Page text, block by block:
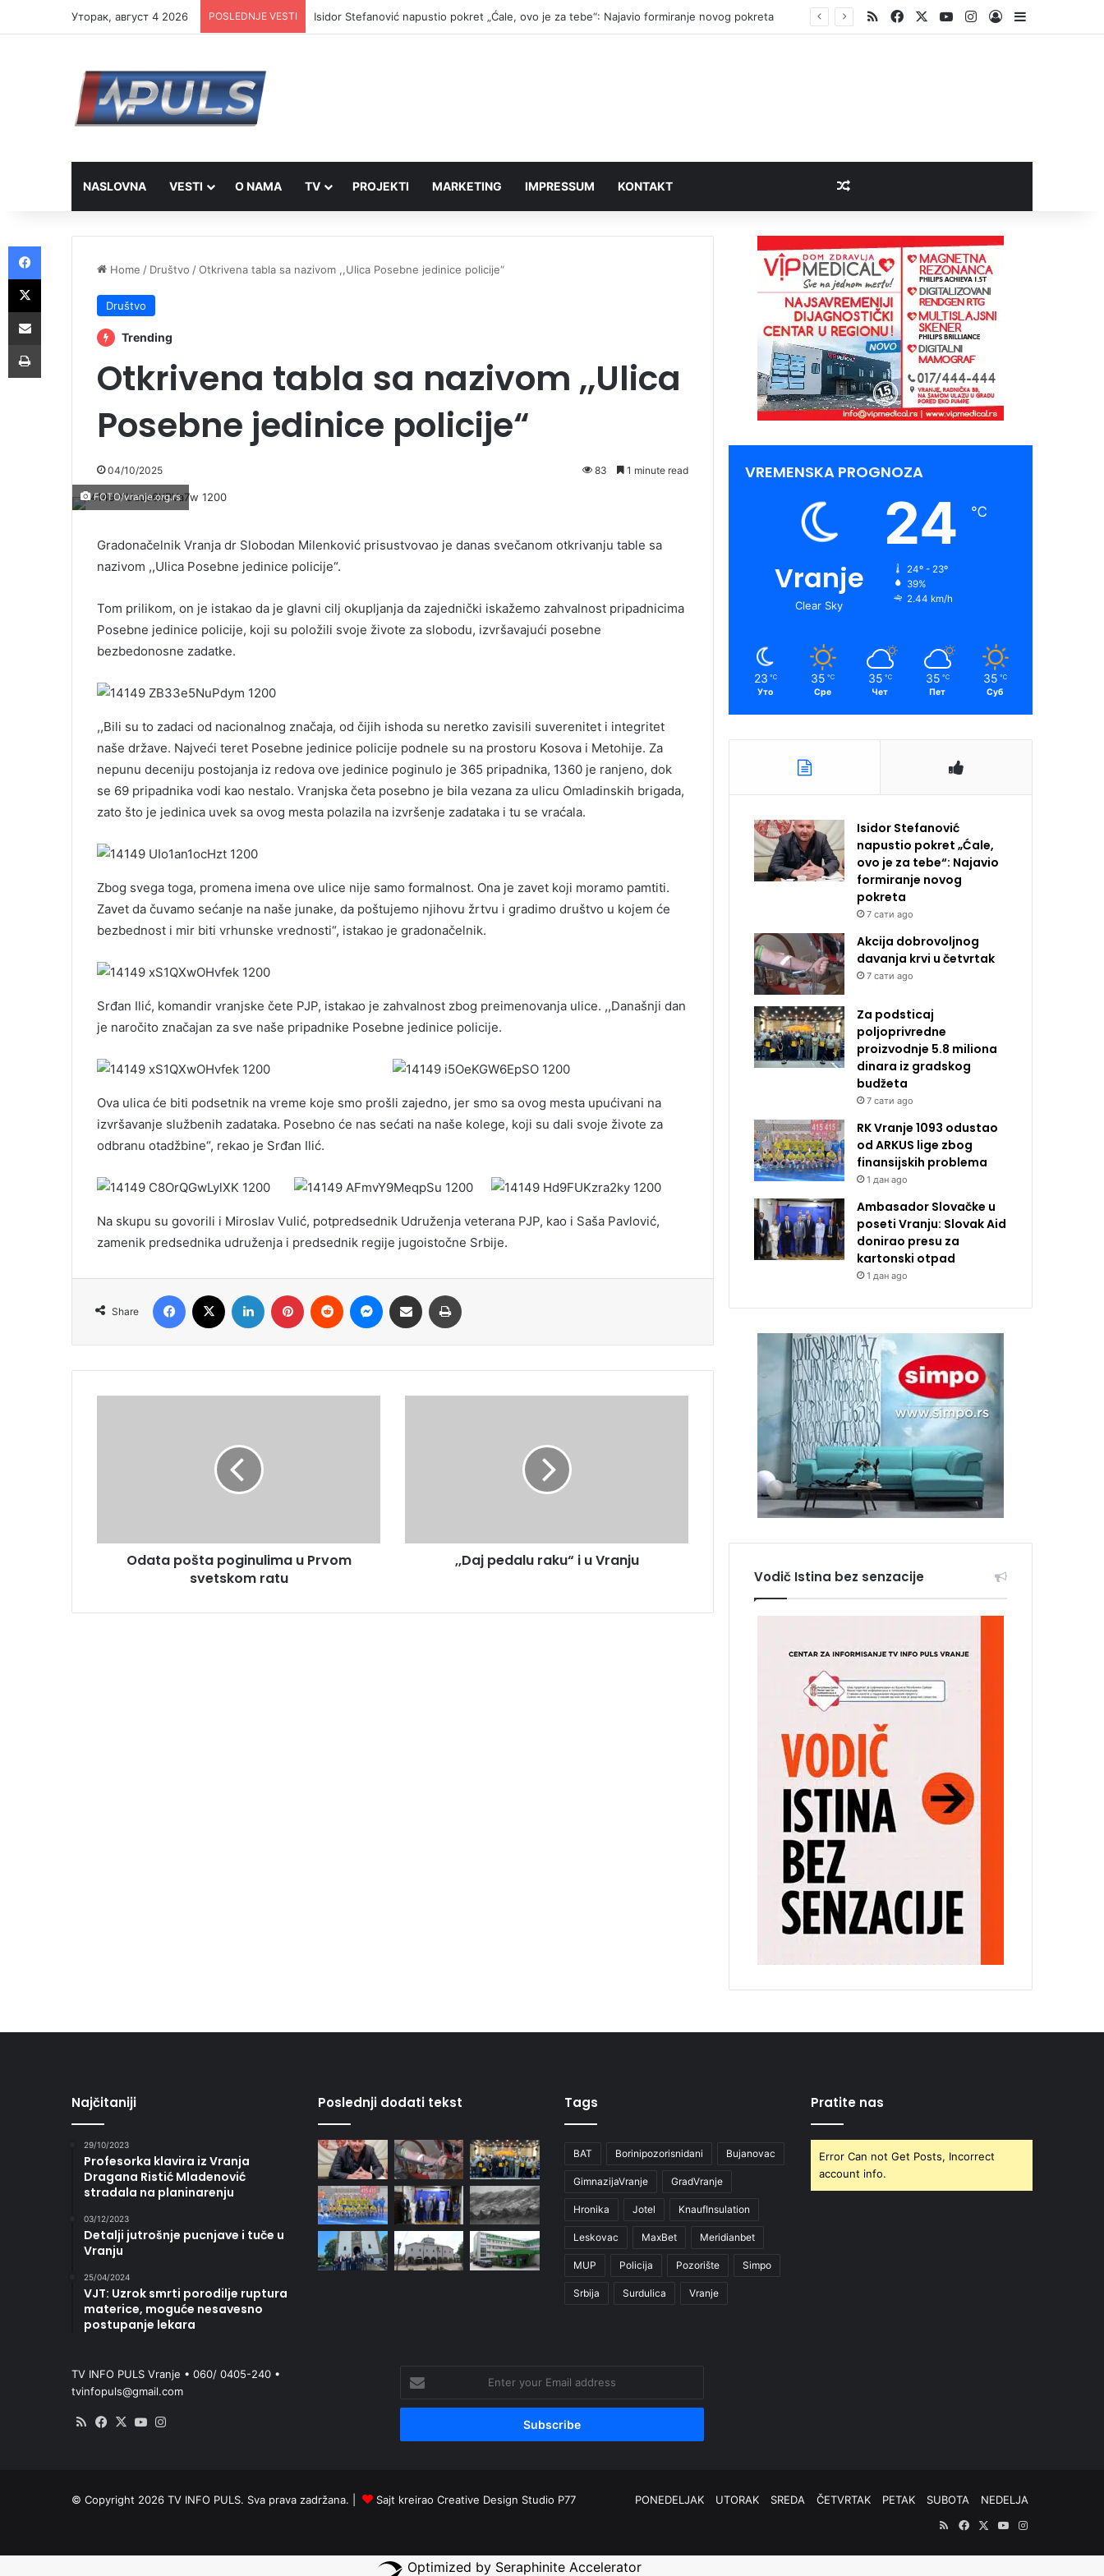
Уторак, август 4 2026 POSLEDNJE VESTI Isidor Stefanović napustio pokret „Ćale, ovo je za tebe“: Najavio formiranje novog pokreta RSSFacebookYouTubeInstagram
Log InSidebar
NASLOVNA VESTI O NAMA TV PROJEKTI MARKETING IMPRESSUM KONTAKT Random Article
Home / Društvo /Otkrivena tabla sa nazivom ,,Ulica Posebne jedinice policije“
Društvo
Trending
Otkrivena tabla sa nazivom ,,Ulica
Posebne jedinice policije“
04/10/2025 83 1 minute read
FOTO/vranje.org.rs
Gradonačelnik Vranja dr Slobodan Milenković prisustvovao je danas svečanom otkrivanju table sa
nazivom ,,Ulica Posebne jedinice policije“.
Tom prilikom, on je istakao da je glavni cilj okupljanja da zajednički iskažemo zahvalnost pripadnicima
Posebne jedinice policije, koji su položili svoje živote za slobodu, izvršavajući posebne
bezbedonosne zadatke.
,,Bili su to zadaci od nacionalnog značaja, od čijih ishoda su neretko zavisili suverenitet i integritet
naše države. Najveći teret Posebne jedinice policije podnele su na prostoru Kosova i Metohije. Za
nepunu deceniju postojanja iz redova ove jedinice poginulo je 365 pripadnika, 1360 je ranjeno, dok
se 69 pripadnika vodi kao nestalo. Vranjska četa posebno je bila vezana za ulicu Omladinskih brigada,
zato što je jedinica uvek sa ovog mesta polazila na izvršenje zadataka i tu se vraćala.
Zbog svega toga, promena imena ove ulice nije samo formalnost. Ona je zavet koji moramo pamtiti.
Zavet da čuvamo sećanje na naše junake, da poštujemo njihovu žrtvu i gradimo društvo u kojem će
bezbednost i mir biti vrhunske vrednosti“, istakao je gradonačelnik.
Srđan Ilić, komandir vranjske čete PJP, istakao je zahvalnost zbog preimenovanja ulice. ,,Današnji dan
je naročito značajan za sve naše pripadnike Posebne jedinice policije.
Ova ulica će biti podsetnik na vreme koje smo prošli zajedno, jer smo sa ovog mesta upućivani na
izvršavanje službenih zadataka. Posebno će nas sećati na naše kolege, koji su dali svoje živote za
odbranu otadžbine“, rekao je Srđan Ilić.
Na skupu su govorili i Miroslav Vulić, potpredsednik Udruženja veterana PJP, kao i Saša Pavlović,
zamenik predsednika udruženja i predsednik regije jugoistočne Srbije.
Share
Facebook LinkedIn Pinterest Reddit Messenger
Share via Email
Odata pošta poginulima u Prvom
svetskom ratu
,,Daj pedalu raku“ i u Vranju
VREMENSKA PROGNOZA
Vranje
Clear Sky
24 ℃
24º - 23º
39%
2.44 km/h
23 ℃
Уто
35 ℃
Сре
35 ℃
Чет
35 ℃
Пет
35 ℃
Суб
Isidor Stefanović
napustio pokret „Ćale,
ovo je za tebe“: Najavio
formiranje novog
pokreta
7 сати ago
Akcija dobrovoljnog
davanja krvi u četvrtak
7 сати ago
Za podsticaj
poljoprivredne
proizvodnje 5.8 miliona
dinara iz gradskog
budžeta
7 сати ago
RK Vranje 1093 odustao
od ARKUS lige zbog
finansijskih problema
1 дан ago
Ambasador Slovačke u
poseti Vranju: Slovak Aid
donirao presu za
kartonski otpad
1 дан ago
Vodič Istina bez senzacije
Najčitaniji
29/10/2023
Profesorka klavira iz Vranja
Dragana Ristić Mladenović
stradala na planinarenju
03/12/2023
Detalji jutrošnje pucnjave i tuče u
Vranju
25/04/2024
VJT: Uzrok smrti porodilje ruptura
materice, moguće nesavesno
postupanje lekara
Poslednji dodati tekst Tags
BAT Borinipozorisnidani Bujanovac
GimnazijaVranje GradVranje
Hronika Jotel KnaufInsulation
Leskovac MaxBet Meridianbet
MUP Policija Pozorište Simpo
Srbija Surdulica Vranje
Pratite nas
Error Can not Get Posts, Incorrect
account info.
TV INFO PULS Vranje • 060/ 0405-240 •
tvinfopuls@gmail.com
RSS Facebook
X YouTube
your
Email
© Copyright 2026 TV INFO PULS. Sva prava zadržana. | Sajt kreirao Creative Design Studio P77 PONEDELJAK UTORAK SREDA ČETVRTAK PETAK SUBOTA
NEDELJA
RSSFacebook
X YouTubeInstagram
Facebook
X
Share via Email
Optimized by Seraphinite Accelerator